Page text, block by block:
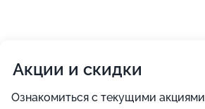
Акции и скидки
Ознакомиться с текущими акциями